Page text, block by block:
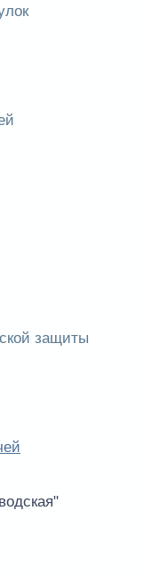
защиты